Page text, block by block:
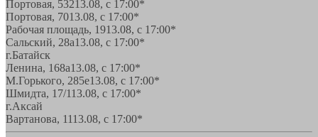
Портовая, 53213.08, с 17:00*
Портовая, 7013.08, с 17:00*
Рабочая площадь, 1913.08, с 17:00*
Сальский, 28a13.08, с 17:00*
г.Батайск
Ленина, 168а13.08, с 17:00*
М.Горького, 285е13.08, с 17:00*
Шмидта, 17/113.08, с 17:00*
г.Аксай
Вартанова, 1113.08, с 17:00*